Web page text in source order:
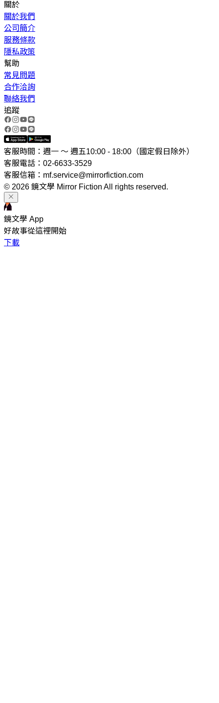
關於
關於我們
公司簡介
服務條款
隱私政策
幫助
常見問題
合作洽詢
聯絡我們
追蹤
客服時間：週一 ～ 週五10:00 - 18:00（國定假日除外）
客服電話：02-6633-3529
客服信箱：mf.service@mirrorfiction.com
© 2026 鏡文學 Mirror Fiction All rights reserved.
鏡文學 App
好故事從這裡開始
下載